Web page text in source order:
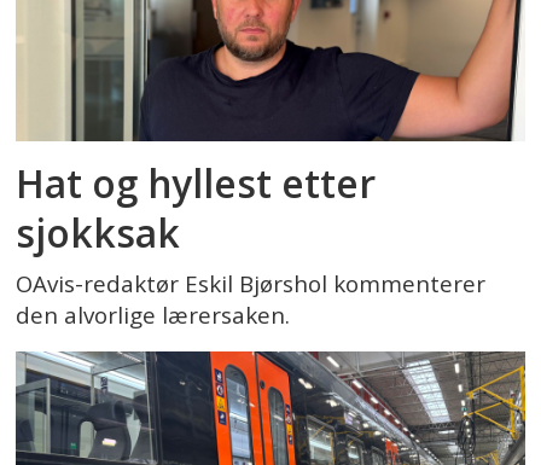
Hat og hyllest etter
sjokksak
OAvis-redaktør Eskil Bjørshol kommenterer
den alvorlige lærersaken.